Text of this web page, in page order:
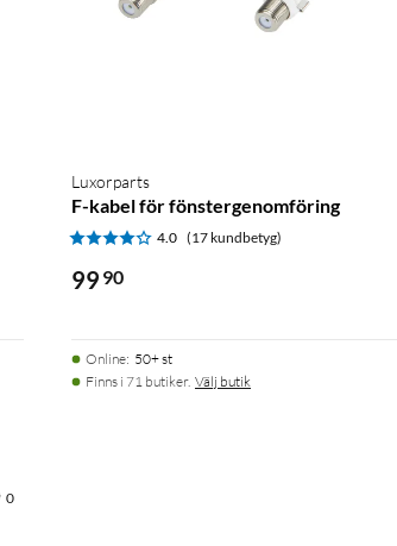
Luxorparts
F-kabel för fönstergenomföring
4.0 (17 kundbetyg)
99 90
Online: 50+ st
Finns i 71 butiker. Välj butik
0